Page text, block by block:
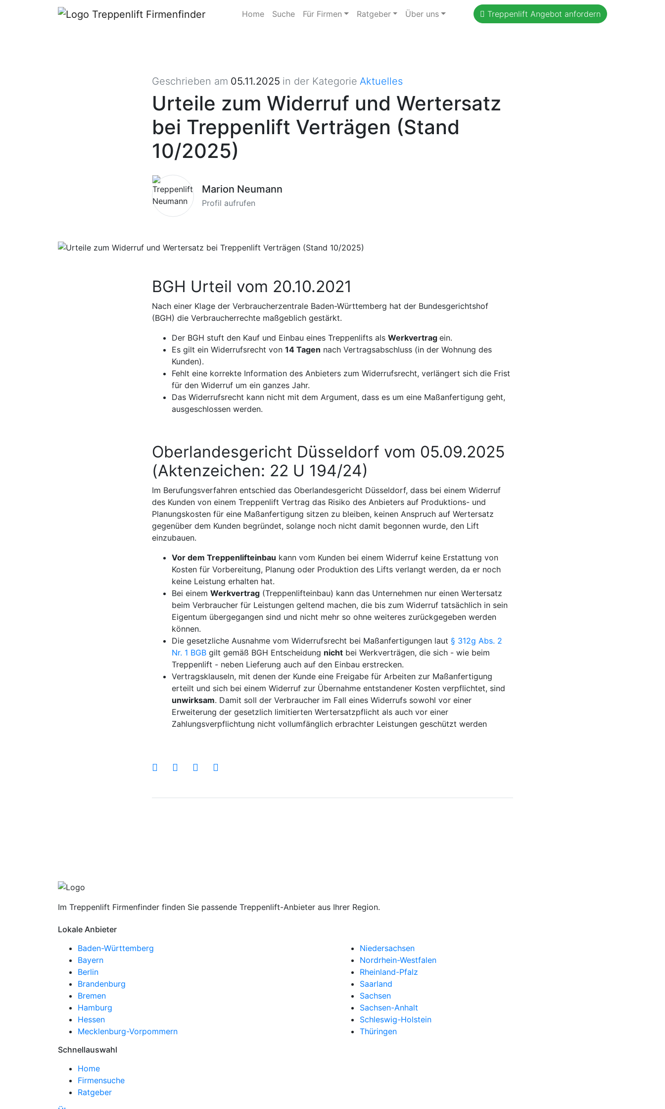
Home Suche Für Firmen Ratgeber Über uns Treppenlift Angebot anfordern
Geschrieben am 05.11.2025 in der Kategorie Aktuelles
Urteile zum Widerruf und Wertersatz
bei Treppenlift Verträgen (Stand
10/2025)
Marion Neumann
Profil aufrufen
BGH Urteil vom 20.10.2021
Nach einer Klage der Verbraucherzentrale Baden-Württemberg hat der Bundesgerichtshof
(BGH) die Verbraucherrechte maßgeblich gestärkt.
Der BGH stuft den Kauf und Einbau eines Treppenlifts als Werkvertrag ein.
Es gilt ein Widerrufsrecht von 14 Tagen nach Vertragsabschluss (in der Wohnung des
Kunden).
Fehlt eine korrekte Information des Anbieters zum Widerrufsrecht, verlängert sich die Frist
für den Widerruf um ein ganzes Jahr.
Das Widerrufsrecht kann nicht mit dem Argument, dass es um eine Maßanfertigung geht,
ausgeschlossen werden.
Oberlandesgericht Düsseldorf vom 05.09.2025
(Aktenzeichen: 22 U 194/24)
Im Berufungsverfahren entschied das Oberlandesgericht Düsseldorf, dass bei einem Widerruf
des Kunden von einem Treppenlift Vertrag das Risiko des Anbieters auf Produktions- und
Planungskosten für eine Maßanfertigung sitzen zu bleiben, keinen Anspruch auf Wertersatz
gegenüber dem Kunden begründet, solange noch nicht damit begonnen wurde, den Lift
einzubauen.
Vor dem Treppenlifteinbau kann vom Kunden bei einem Widerruf keine Erstattung von
Kosten für Vorbereitung, Planung oder Produktion des Lifts verlangt werden, da er noch
keine Leistung erhalten hat.
Bei einem Werkvertrag (Treppenlifteinbau) kann das Unternehmen nur einen Wertersatz
beim Verbraucher für Leistungen geltend machen, die bis zum Widerruf tatsächlich in sein
Eigentum übergegangen sind und nicht mehr so ohne weiteres zurückgegeben werden
können.
Die gesetzliche Ausnahme vom Widerrufsrecht bei Maßanfertigungen laut § 312g Abs. 2
Nr. 1 BGB gilt gemäß BGH Entscheidung nicht bei Werkverträgen, die sich - wie beim
Treppenlift - neben Lieferung auch auf den Einbau erstrecken.
Vertragsklauseln, mit denen der Kunde eine Freigabe für Arbeiten zur Maßanfertigung
erteilt und sich bei einem Widerruf zur Übernahme entstandener Kosten verpflichtet, sind
unwirksam. Damit soll der Verbraucher im Fall eines Widerrufs sowohl vor einer
Erweiterung der gesetzlich limitierten Wertersatzpflicht als auch vor einer
Zahlungsverpflichtung nicht vollumfänglich erbrachter Leistungen geschützt werden
Im Treppenlift Firmenfinder finden Sie passende Treppenlift-Anbieter aus Ihrer Region.
Lokale Anbieter
Baden-Württemberg
Bayern
Berlin
Brandenburg
Bremen
Hamburg
Hessen
Mecklenburg-Vorpommern
Niedersachsen
Nordrhein-Westfalen
Rheinland-Pfalz
Saarland
Sachsen
Sachsen-Anhalt
Schleswig-Holstein
Thüringen
Schnellauswahl
Home
Firmensuche
Ratgeber